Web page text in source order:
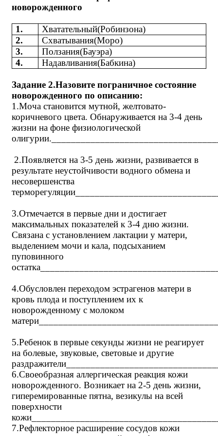
новорожденного
1.
Хватательный(Робинзона)
2.
Схватывания(Моро)
3.
Ползания(Бауэра)
4.
Надавливания(Бабкина)
Задание 2.Назовите пограничное состояние
новорожденного по описанию:
1.Моча становится мутной, желтовато-
коричневого цвета. Обнаруживается на 3-4 день
жизни на фоне физиологической
2.Появляется на 3-5 день жизни, развивается в
результате неустойчивости водного обмена и
несовершенства
3.Отмечается в первые дни и достигает
максимальных показателей к 3-4 дню жизни.
Связана с установлением лактации у матери,
выделением мочи и кала, подсыханием
пуповинного
4.Обусловлен переходом эстрагенов матери в
кровь плода и поступлением их к
новорожденному с молоком
5.Ребенок в первые секунды жизни не реагирует
на болевые, звуковые, световые и другие
6.Своеобразная аллергическая реакция кожи
новорожденного. Возникает на 2-5 день жизни,
гиперемированные пятна, везикулы на всей
поверхности
7.Рефлекторное расширение сосудов кожи